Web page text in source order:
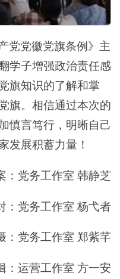
党党徽党旗条例》主
学子增强政治责任感
旗知识的了解和掌
旗。相信通过本次的
慎言笃行，明晰自己
发展积蓄力量！
：党务工作室 韩静芝
：党务工作室 杨弋者
：党务工作室 郑紫芊
：运营工作室 方一安